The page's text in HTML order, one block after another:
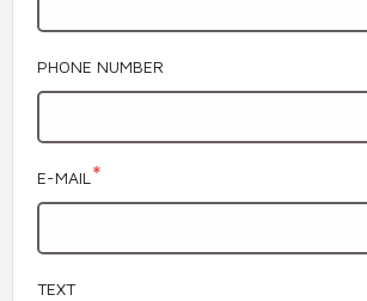
PHONE NUMBER
E-MAIL
TEXT